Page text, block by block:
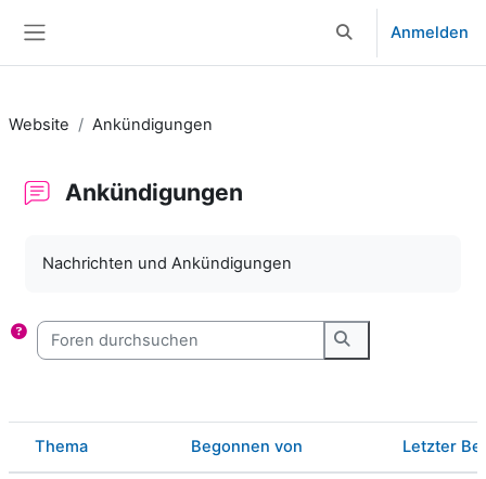
Sucheingabe
Anmelden
Website Ankündigungen
Ankündigungen
Nachrichten und Ankündigungen
Foren durchsuchen
Foren
Status
Thema Begonnen von Letzter